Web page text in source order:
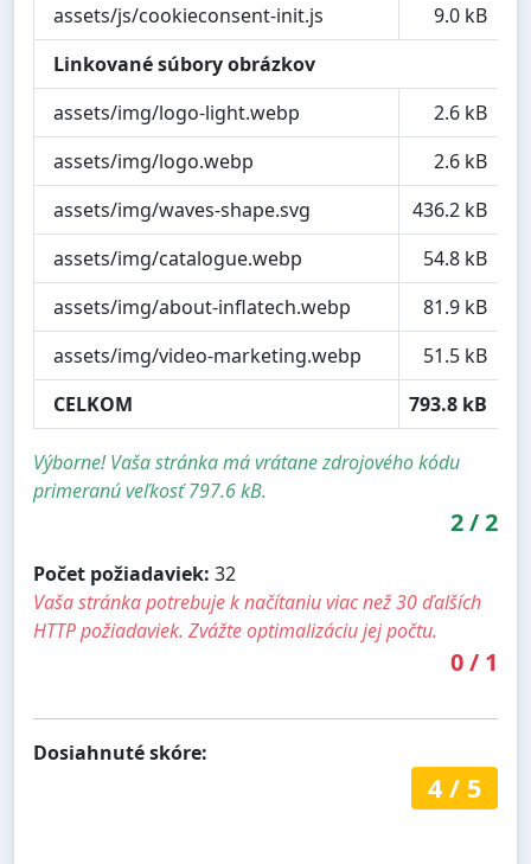
assets/js/cookieconsent-init.js
9.0 kB
Linkované súbory obrázkov
assets/img/logo-light.webp
2.6 kB
assets/img/logo.webp
2.6 kB
assets/img/waves-shape.svg
436.2 kB
assets/img/catalogue.webp
54.8 kB
assets/img/about-inflatech.webp
81.9 kB
assets/img/video-marketing.webp
51.5 kB
CELKOM
793.8 kB
Výborne! Vaša stránka má vrátane zdrojového kódu
primeranú veľkosť 797.6 kB.
2/2
Počet požiadaviek: 32
Vaša stránka potrebuje k načítaniu viac než 30 ďalších
HTTP požiadaviek. Zvážte optimalizáciu jej počtu.
0/ 1
Dosiahnuté skóre:
4/ 5